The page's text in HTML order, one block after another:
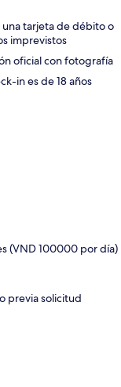
tarjeta de débito o
imprevistos
oficial con fotografía
in es de 18 años
(VND 100000 por día)
previa solicitud